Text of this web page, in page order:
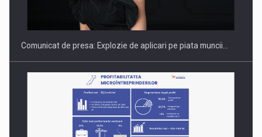
INTERNATIONAL BUSINESS SCENE
Comunicat de presa: Explozie de aplicari pe piata muncii…